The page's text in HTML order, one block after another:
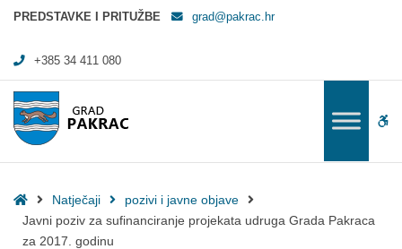
Javni poziv za sufinanciranje projekata udruga Grada Pakraca za
PREDSTAVKE I PRITUŽBE grad@pakrac.hr
+385 34 411 080
HomeNatječaji
pozivi i javne objave
Javni poziv za sufinanciranje projekata udruga Grada Pakraca
za 2017. godinu